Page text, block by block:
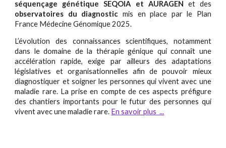
séquençage génétique SEQOIA et AURAGEN et des
observatoires du diagnostic mis en place par le Plan
France Médecine Génomique 2025.
L’évolution des connaissances scientifiques, notamment
dans le domaine de la thérapie génique qui connaît une
accélération rapide, exige par ailleurs des adaptations
législatives et organisationnelles afin de pouvoir mieux
diagnostiquer et soigner les personnes qui vivent avec une
maladie rare. La prise en compte de ces aspects préfigure
des chantiers importants pour le futur des personnes qui
vivent avec une maladie rare. En savoir plus ...